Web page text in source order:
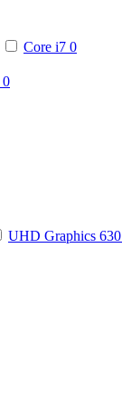
Core i7 0
0
UHD Graphics